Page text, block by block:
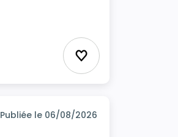
Ajouter aux
Publiée le 06/08/2026